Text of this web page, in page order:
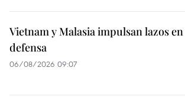
Vietnam y Malasia impulsan lazos en
defensa
06/08/2026 09:07